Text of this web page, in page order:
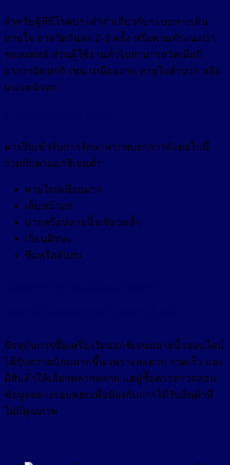
สำหรับผู้ที่มีโรคประจำตัวเกี่ยวกับระบบทางเดิน
หายใจ อาจวัดวันละ 2-3 ครั้ง หรือตามคำแนะนำ
ของแพทย์ ส่วนผู้ใช้งานทั่วไปสามารถวัดเมื่อมี
อาการผิดปกติ เช่น เหนื่อยง่าย หายใจลำบาก หรือ
แน่นหน้าอก
ควรรีบเข้ารับการรักษาหากพบอาการดังต่อไปนี้
ร่วมกับค่าออกซิเจนต่ำ
หายใจเหนื่อยมาก
เจ็บหน้าอก
ปากหรือปลายนิ้วเขียวคล้ำ
เวียนศีรษะ
ซึมหรือสับสน
ปัจจุบันการซื้อเครื่องวัดออกซิเจนปลายนิ้วออนไลน์
ได้รับความนิยมมากขึ้น เพราะสะดวก รวดเร็ว และ
มีสินค้าให้เลือกหลากหลาย แต่ผู้ซื้อควรตรวจสอบ
ข้อมูลอย่างรอบคอบเพื่อป้องกันการได้รับสินค้าที่
ไม่มีคุณภาพ